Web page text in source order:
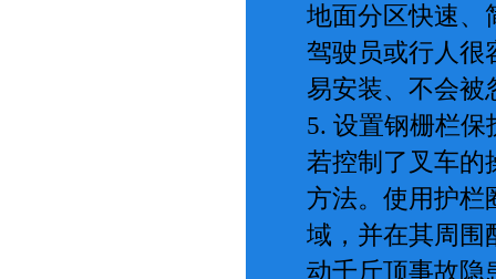
地面分区快速、
驾驶员或行人很
易安装、不会被
5. 设置钢栅栏保
若控制了叉车的
方法。使用护栏
域，并在其周围
动千斤顶事故隐